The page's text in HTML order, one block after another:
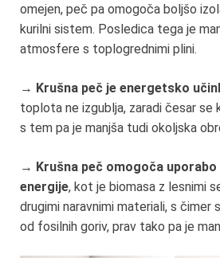
omejen, peč pa omogoča boljšo
kurilni sistem. Posledica tega je
atmosfere s toplogrednimi plini.
→ Krušna peč je energetsko
toplota ne izgublja, zaradi česar se
s tem pa je manjša tudi okoljska
→ Krušna peč omogoča
energije, kot je biomasa z lesnimi
drugimi naravnimi materiali, s čimer
od fosilnih goriv, prav tako pa je